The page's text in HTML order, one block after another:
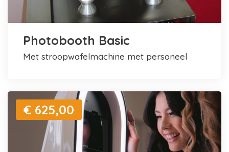
Photobooth Basic
met stroopwafelmachine met personeel
€ 625,00